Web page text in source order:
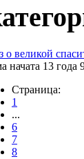
о великой
начата 13 года
Страница:
1
...
6
7
8